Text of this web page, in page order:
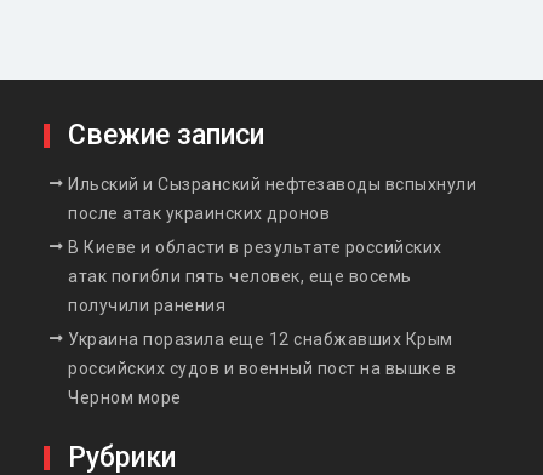
Свежие записи
Ильский и Сызранский нефтезаводы вспыхнули
после атак украинских дронов
В Киеве и области в результате российских
атак погибли пять человек, еще восемь
получили ранения
Украина поразила еще 12 снабжавших Крым
российских судов и военный пост на вышке в
Черном море
Рубрики